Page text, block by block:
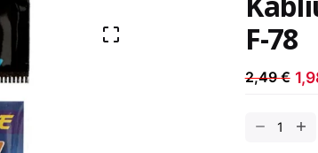
F-78
2,49€
Anksčiau
buvo:
Dabartinė
yra:
produkto